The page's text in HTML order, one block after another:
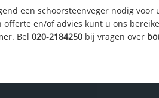
een schoorsteenveger nodig voor
offerte en/of advies kunt u ons
Bel020-2184250 bij vragen over